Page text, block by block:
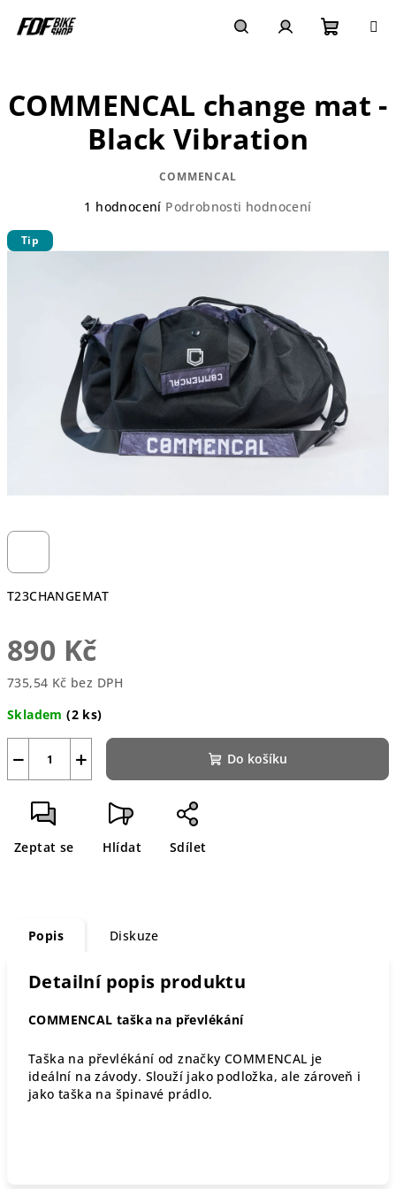
košík
T23CHANGEMAT
890 Kč
735,54 Kč bez DPH
cena:
Skladem(2 ks)
+
− Do košíku
Zeptat se Hlídat Sdílet
COMMENCAL change mat -
Black Vibration
COMMENCAL
Průměrné
5
hvězdiček.
1 hodnocení Podrobnosti hodnocení
Tip
Popis Diskuze
Detailní popis produktu
COMMENCAL taška na převlékání
Taška na převlékání od značky COMMENCAL je
ideální na závody. Slouží jako podložka, ale zároveň i
jako taška na špinavé prádlo.